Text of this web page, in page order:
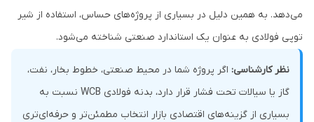
می‌دهد. به همین دلیل در بسیاری از پروژه‌های حساس، استفاده از شیر
توپی فولادی به عنوان یک استاندارد صنعتی شناخته می‌شود.
نظر کارشناسی: اگر پروژه شما در محیط صنعتی، خطوط بخار، نفت،
گاز یا سیالات تحت فشار قرار دارد، بدنه فولادی WCB نسبت به
بسیاری از گزینه‌های اقتصادی بازار انتخاب مطمئن‌تر و حرفه‌ای‌تری